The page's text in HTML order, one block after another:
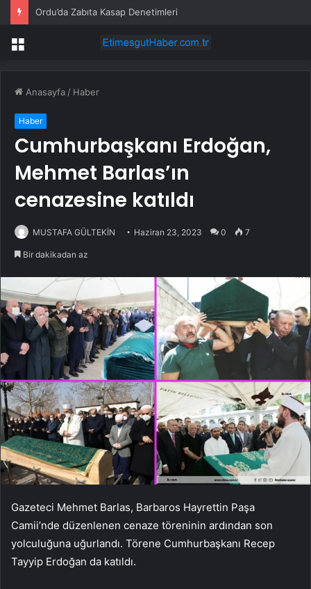
Ordu’da Zabıta Kasap Denetimleri
Menü
Anasayfa / Haber
Haber
Cumhurbaşkanı Erdoğan,
Mehmet Barlas’ın
cenazesine katıldı
MUSTAFA GÜLTEKİN Haziran 23, 2023 0 7
Bir dakikadan az
Gazeteci Mehmet Barlas, Barbaros Hayrettin Paşa
Camii’nde düzenlenen cenaze töreninin ardından son
yolculuğuna uğurlandı. Törene Cumhurbaşkanı Recep
Tayyip Erdoğan da katıldı.